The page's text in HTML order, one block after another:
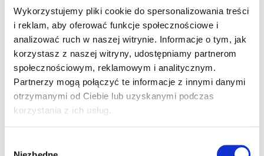
Wykorzystujemy pliki cookie do spersonalizowania treści
i reklam, aby oferować funkcje społecznościowe i
analizować ruch w naszej witrynie. Informacje o tym, jak
korzystasz z naszej witryny, udostępniamy partnerom
społecznościowym, reklamowym i analitycznym.
Partnerzy mogą połączyć te informacje z innymi danymi
otrzymanymi od Ciebie lub uzyskanymi podczas
korzystania z ich usług.
(PN: 93ACC1811)
BM310 karta PROFIBUS IP65